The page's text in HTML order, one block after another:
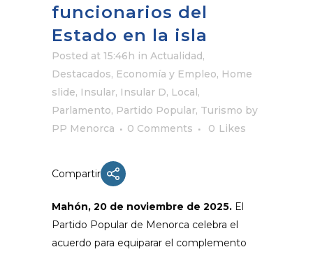
funcionarios del
Estado en la isla
Posted at 15:46h in Actualidad,
Destacados, Economía y Empleo, Home
slide, Insular, Insular D, Local,
Parlamento, Partido Popular, Turismo by
PP Menorca
0 Comments 0 Likes
Compartir
Mahón, 20 de noviembre de 2025. El
Partido Popular de Menorca celebra el
acuerdo para equiparar el complemento